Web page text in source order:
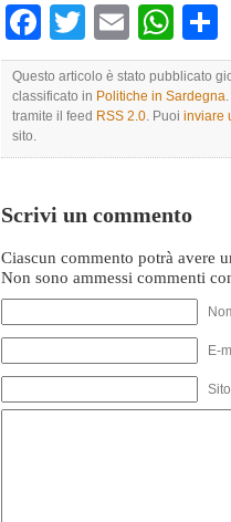
Facebook
TwitterEmail
Questo articolo è stato pubblicato
classificato in Politiche in Sardegna
tramite il feed RSS 2.0. Puoi inviare
sito.
Scrivi un commento
Ciascun commento potrà avere
Non sono ammessi commenti
E-